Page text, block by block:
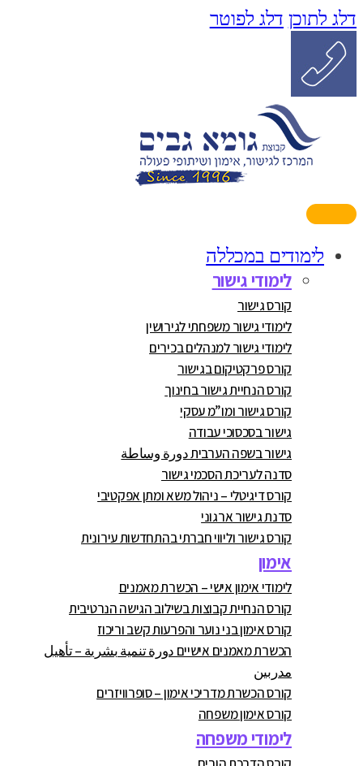
דלג לתוכן דלג לפוטר
לימודים במכללה
לימודי גישור
קורס גישור
לימודי גישור משפחתי לגירושין
לימודי גישור למנהלים בכירים
קורס פרקטיקום בגישור
קורס הנחיית גישור בחינוך
קורס גישור ומו”מ עסקי
גישור בסכסוכי עבודה
גישור בשפה הערבית دورة وساطة
סדנה לעריכת הסכמי גישור
קורס דיגיטלי – ניהול משא ומתן אפקטיבי
סדנת גישור ארגוני
קורס גישור וליווי חברתי בהתחדשות עירונית
אימון
לימודי אימון אישי – הכשרת מאמנים
קורס הנחיית קבוצות בשילוב הגישה הנרטיבית
קורס אימון בני נוער והפרעות קשב וריכוז
הכשרת מאמנים אישיים دورة تنمية بشرية – تأهيل
مدربين
קורס הכשרת מדריכי אימון – סופרוויזרים
קורס אימון משפחה
לימודי משפחה